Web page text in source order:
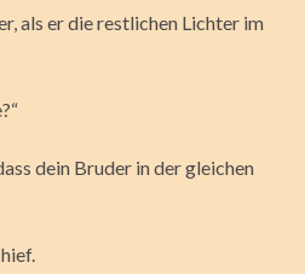
als er die restlichen Lichter im
dein Bruder in der gleichen